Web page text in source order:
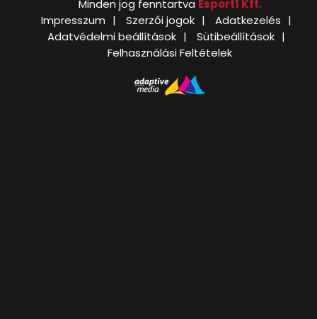
Minden jog fenntartva Esport1 Kft.
Impresszum
Szerzői jogok
Adatkezelés
Adatvédelmi beállítások
Sütibeállítások
Felhasználási Feltételek